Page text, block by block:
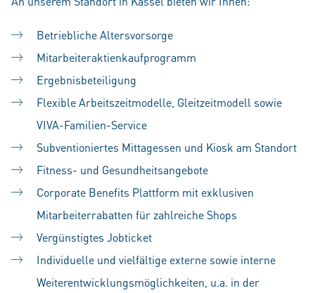
Betriebliche Altersvorsorge
Mitarbeiteraktienkaufprogramm
Ergebnisbeteiligung
Flexible Arbeitszeitmodelle, Gleitzeitmodell sowie
VIVA-Familien-Service
Subventioniertes Mittagessen und Kiosk am Standort
Fitness- und Gesundheitsangebote
Corporate Benefits Plattform mit exklusiven
Mitarbeiterrabatten für zahlreiche Shops
Vergünstigtes Jobticket
Individuelle und vielfältige externe sowie interne
Weiterentwicklungsmöglichkeiten, u.a. in der